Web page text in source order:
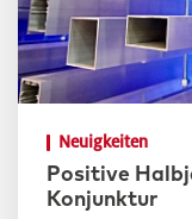
Neuigkeiten
Positive
Konjunktur